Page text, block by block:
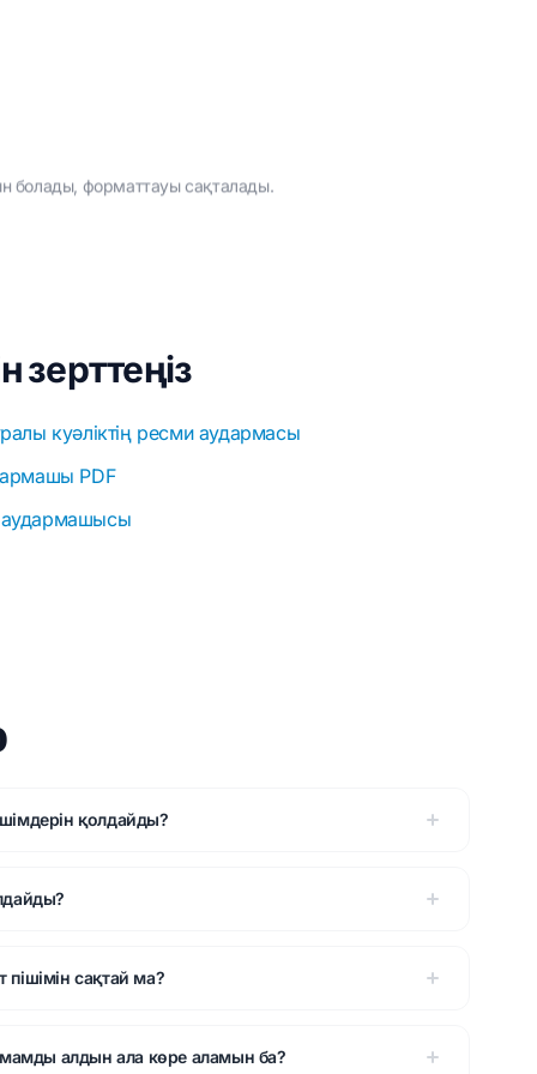
болады, форматтауы сақталады.
куәліктің ресми аудармасы
PDF
аудармашысы
қолдайды?
сақтай ма?
алдын ала көре аламын ба?